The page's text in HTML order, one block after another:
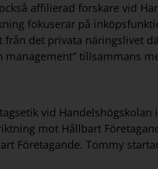
affilierad forskare vid
fokuserar på
det privata näringslivet
tillsammans
vid Handelshögskolan
mot Hållbart
Företagande. Tommy